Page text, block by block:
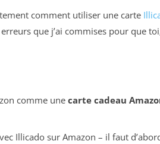
comment utiliser une carte
que j’ai commises pour que
comme une carte cadeau
Illicado sur Amazon – il faut